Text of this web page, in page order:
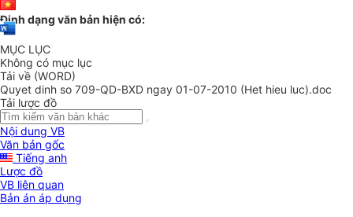
Định dạng văn bản hiện có:
MỤC LỤC
Không có mục lục
Tải về (WORD)
Quyet dinh so 709-QD-BXD ngay 01-07-2010 (Het hieu luc).doc
Tải lược đồ
Nội dung VB
Văn bản gốc
Tiếng anh
Lược đồ
VB liên quan
Bản án áp dụng